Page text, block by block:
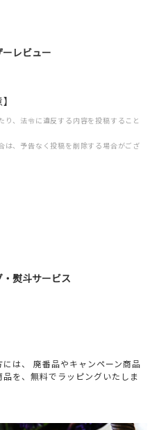
ーレビュー
り、法令に違反する内容を投稿すること
は、予告なく投稿を削除する場合がござ
熨斗サービス
は、 廃番品やキャンペーン商品
品を、無料でラッピングいたしま